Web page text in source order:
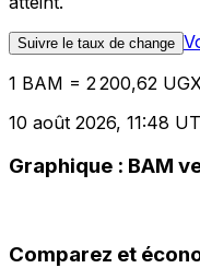
Suivre le taux de change
1 BAM = 2 200,62 UGX
10 août 2026, 11:48
Graphique : BAM
Comparez et